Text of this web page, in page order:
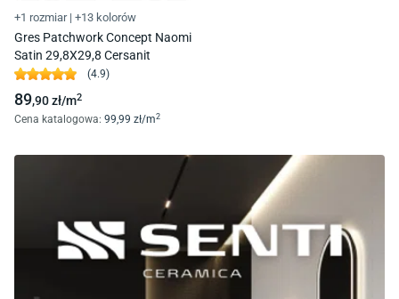
+1 rozmiar | +13 kolorów
Gres Patchwork Concept Naomi
Satin 29,8X29,8 Cersanit
(4.9)
89,90zł/m2
Cena katalogowa: 99,99 zł/m2